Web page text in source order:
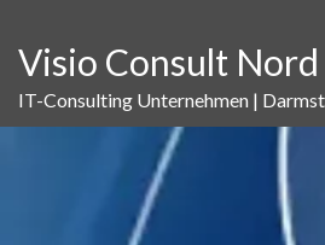
content
Visio Consult Nord
IT-Consulting Unternehmen |